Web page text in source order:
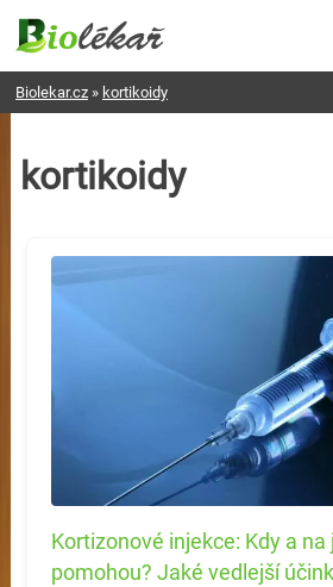
Skip
content
Biolekar.cz » kortikoidy
kortikoidy
Kortizonové injekce: Kdy a
pomohou? Jaké vedlejší